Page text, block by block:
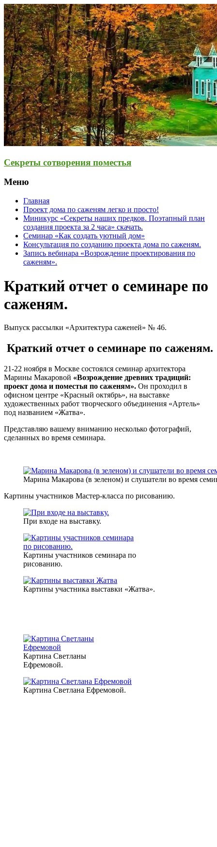
Секреты сотворения поместья
Меню
Главная
Проект дома по саженям легко и просто!
Миникурс «Секреты наших предков. Поэтапный план
создания проекта за 2 часа» скачать.
Семинар «Как создать уютный дом»
Консультация по созданию проекта дома по саженям.
Запись вебинара «Возрождение проектирования по
саженям».
Краткий отчет о семинаре по
саженям.
Выпуск рассылки «Архитектура саженей» № 46.
Краткий отчет о семинаре по саженям.
21-22 ноября в Москве состоялся семинар архитектора
Марины Макаровой «Возрождение древних традиций:
проект дома и поместья по саженям». Он проходил в
офисном центре «Красный октябрь», на выставке
художественных работ творческого объединения «Артель»
под названием «Жатва».
Представляю вашему вниманию несколько фотографий,
сделанных во время семинара.
Марина Макарова (в зеленом) и слушатели во время
Картины участников Мастер-класса по рисованию.
При входе на выставку.
Картины участников семинара по
рисованию.
Картины участника выставки «Жатва».
Картина Светланы
Ефремовой.
Картина Светлана Ефремовой.